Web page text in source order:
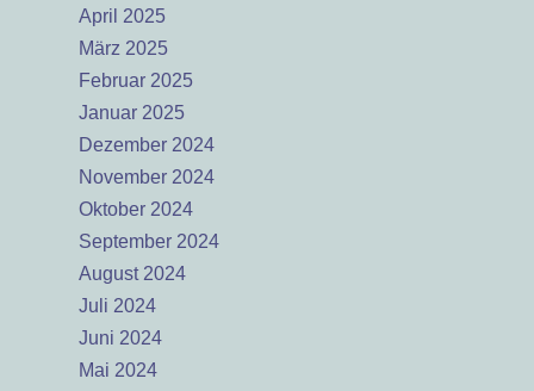
April 2025
März 2025
Februar 2025
Januar 2025
Dezember 2024
November 2024
Oktober 2024
September 2024
August 2024
Juli 2024
Juni 2024
Mai 2024